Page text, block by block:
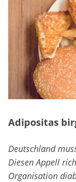
Adipositas
Deutschland
Diesen Appell
Organisation